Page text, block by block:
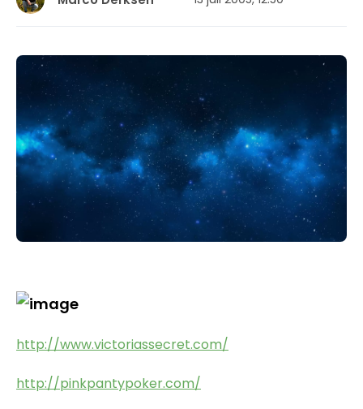
http://www.victoriassecret.com/
http://pinkpantypoker.com/